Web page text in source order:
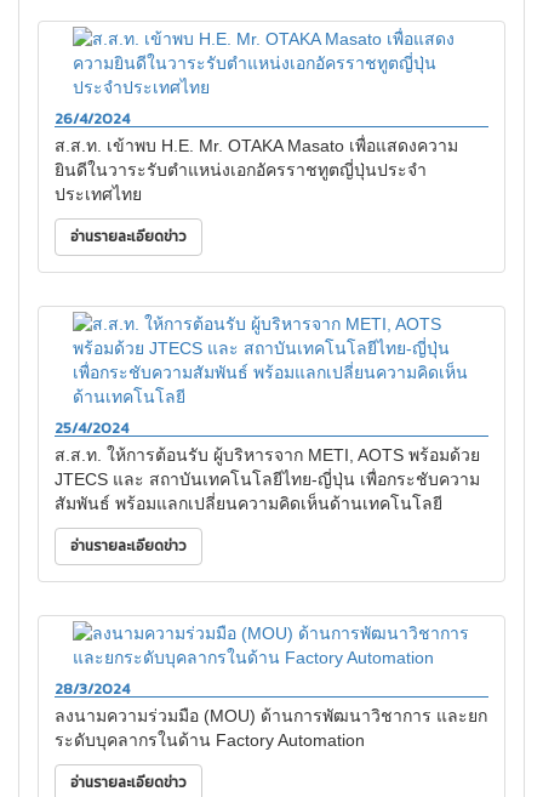
26/4/2024
ส.ส.ท. เข้าพบ H.E. Mr. OTAKA Masato เพื่อแสดงความ
ยินดีในวาระรับตำแหน่งเอกอัครราชทูตญี่ปุ่นประจำ
ประเทศไทย
อ่านรายละเอียดข่าว
25/4/2024
ส.ส.ท. ให้การต้อนรับ ผู้บริหารจาก METI, AOTS พร้อมด้วย
JTECS และ สถาบันเทคโนโลยีไทย-ญี่ปุ่น เพื่อกระชับความ
สัมพันธ์ พร้อมแลกเปลี่ยนความคิดเห็นด้านเทคโนโลยี
อ่านรายละเอียดข่าว
28/3/2024
ลงนามความร่วมมือ (MOU) ด้านการพัฒนาวิชาการ และยก
ระดับบุคลากรในด้าน Factory Automation
อ่านรายละเอียดข่าว